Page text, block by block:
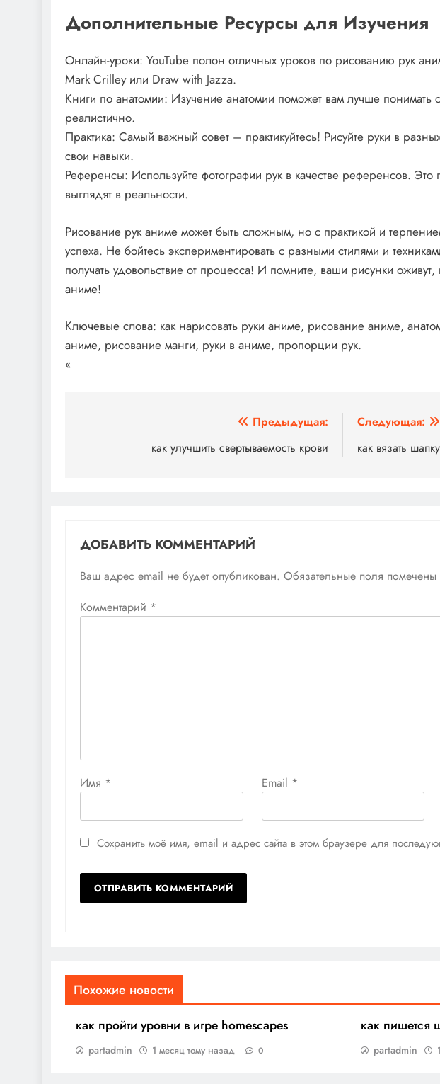
Дополнительные Ресурсы для Изучения
Онлайн-уроки: YouTube полон отличных уроков по рисованию рук
Mark Crilley или Draw with Jazza.
Книги по анатомии: Изучение анатомии поможет вам лучше понимать
реалистично.
Практика: Самый важный совет – практикуйтесь! Рисуйте руки в
свои навыки.
Референсы: Используйте фотографии рук в качестве референсов. Это
выглядят в реальности.
Рисование рук аниме может быть сложным, но с практикой и
успеха. Не бойтесь экспериментировать с разными стилями и
получать удовольствие от процесса! И помните, ваши рисунки оживут,
аниме!
Ключевые слова: как нарисовать руки аниме, рисование аниме,
аниме, рисование манги, руки в аниме, пропорции рук.
«
Предыдущая:
как улучшить свертываемость крови
Следующая:
как вязать
ДОБАВИТЬ КОММЕНТАРИЙ
Ваш адрес email не будет опубликован. Обязательные поля помечены
Комментарий *
Имя * Email *
Сохранить моё имя, email и адрес сайта в этом браузере для
Похожие новости
как пройти уровни в игре homescapes
partadmin 1 месяц тому назад 0
как пишется
partadmin